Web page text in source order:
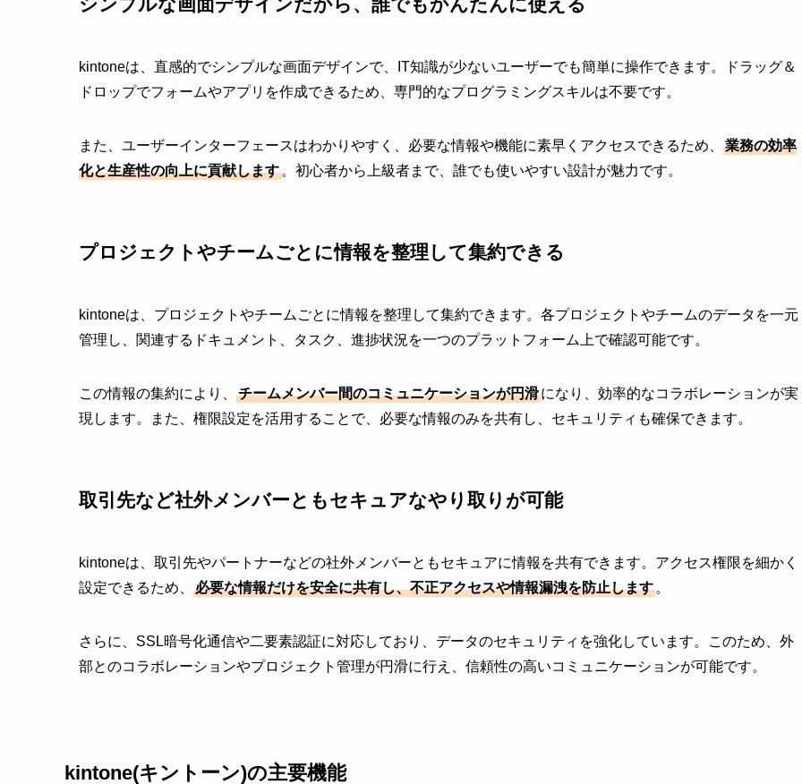
シンプルな画面デザインだから、誰でもかんたんに使える
kintoneは、直感的でシンプルな画面デザインで、IT知識が少ないユーザーでも簡単に操作できます。ドラッグ＆
ドロップでフォームやアプリを作成できるため、専門的なプログラミングスキルは不要です。
また、ユーザーインターフェースはわかりやすく、必要な情報や機能に素早くアクセスできるため、
業務の効率
化と生産性の向上に貢献します 。初心者から上級者まで、誰でも使いやすい設計が魅力です。
プロジェクトやチームごとに情報を整理して集約できる
kintoneは、プロジェクトやチームごとに情報を整理して集約できます。各プロジェクトやチームのデータを一元
管理し、関連するドキュメント、タスク、進捗状況を一つのプラットフォーム上で確認可能です。
この情報の集約により、 チームメンバー間のコミュニケーションが円滑になり、効率的なコラボレーションが実
現します。また、権限設定を活用することで、必要な情報のみを共有し、セキュリティも確保できます。
取引先など社外メンバーともセキュアなやり取りが可能
kintoneは、取引先やパートナーなどの社外メンバーともセキュアに情報を共有できます。アクセス権限を細かく
設定できるため、
必要な情報だけを安全に共有し、不正アクセスや情報漏洩を防止します 。
さらに、SSL暗号化通信や二要素認証に対応しており、データのセキュリティを強化しています。このため、外
部とのコラボレーションやプロジェクト管理が円滑に行え、信頼性の高いコミュニケーションが可能です。
kintone(キントーン)の主要機能